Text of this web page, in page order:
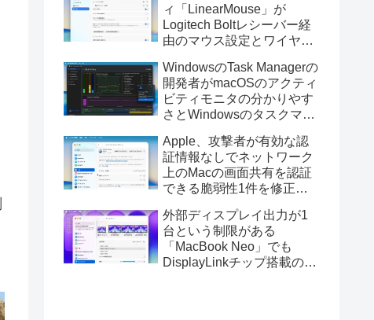
件発生していたそうなので
注意を。
ィ「LinearMouse」が
Logitech Boltレシーバー経
由のマウス設定とワイヤレ
ックボールに対応。
WindowsのTask Managerの
開発者がmacOSのアクティ
ビティモニタの分かりやす
さとWindowsのタスクマネ
Mac用システムモニタアプ
リ「Task Manager TMOG」
のBeta版を公開。
Apple、攻撃者が有効な認
証情報なしでネットワーク
上のMacの画面共有を認証
できる脆弱性1件を修正し
や「macOS Sequoia
15.7.9/Sonoma 14.8.9」を
リリース。
外部ディスプレイ出力が1
台という制限がある
「MacBook Neo」でも
DisplayLinkチップ搭載の